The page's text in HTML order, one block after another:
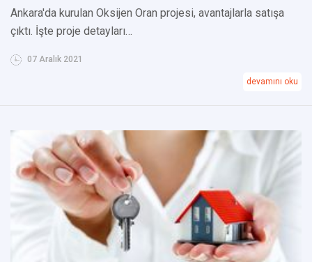
Ankara'da kurulan Oksijen Oran projesi, avantajlarla satışa
çıktı. İşte proje detayları…
07 Aralık 2021
devamını oku